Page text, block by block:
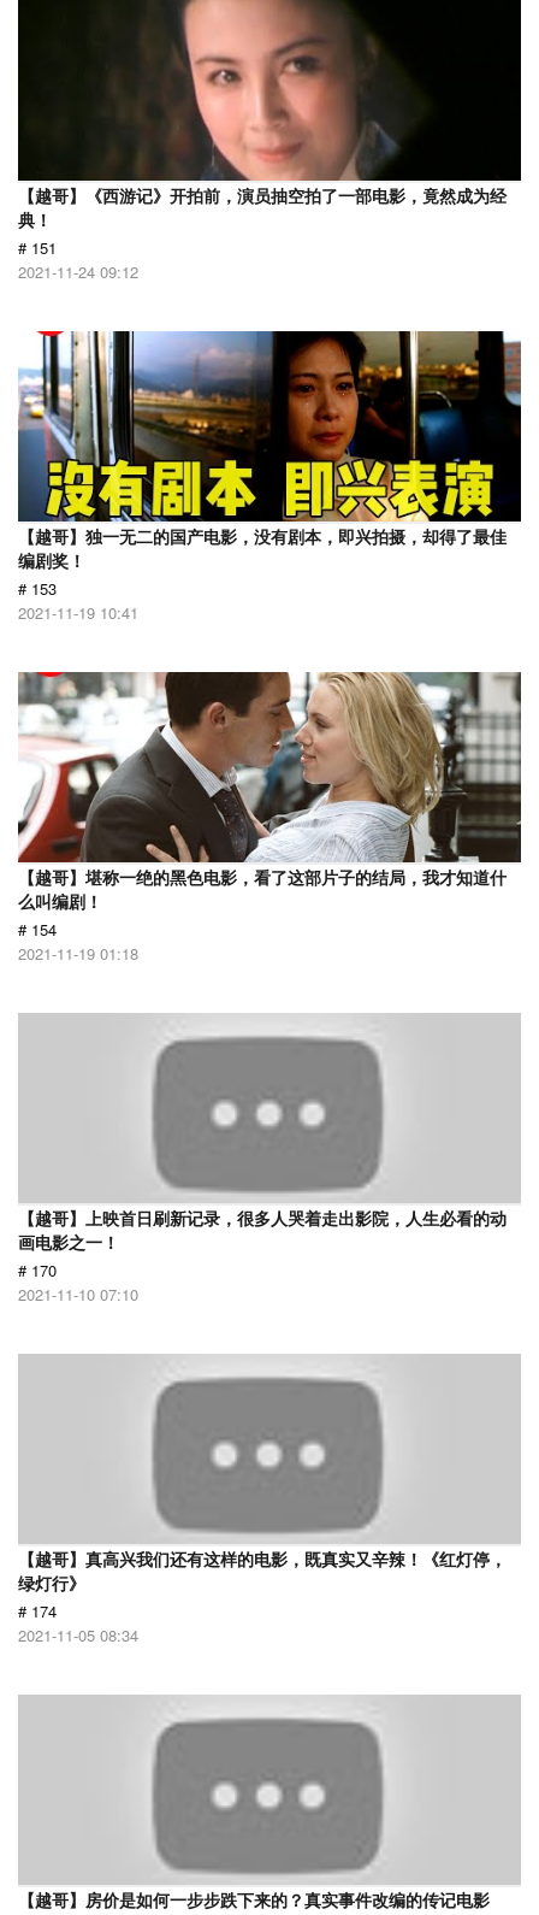
【越哥】《西游记》开拍前，演员抽空拍了一部电影，竟然成为经
典！
# 151
2021-11-24 09:12
【越哥】独一无二的国产电影，没有剧本，即兴拍摄，却得了最佳
编剧奖！
# 153
2021-11-19 10:41
【越哥】堪称一绝的黑色电影，看了这部片子的结局，我才知道什
么叫编剧！
# 154
2021-11-19 01:18
【越哥】上映首日刷新记录，很多人哭着走出影院，人生必看的动
画电影之一！
# 170
2021-11-10 07:10
【越哥】真高兴我们还有这样的电影，既真实又辛辣！《红灯停，
绿灯行》
# 174
2021-11-05 08:34
【越哥】房价是如何一步步跌下来的？真实事件改编的传记电影